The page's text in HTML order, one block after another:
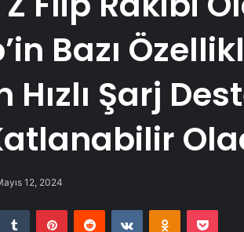
Bazı
Hızlı Şarj
12, 2024
Tumblr PinterestReddit VKontakteOdnoklassniki
Pocket